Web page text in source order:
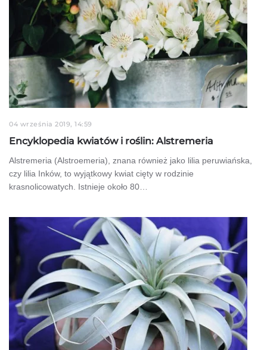
04 września 2019, 14:59
Encyklopedia kwiatów i roślin: Alstremeria
Alstremeria (Alstroemeria), znana również jako lilia peruwiańska,
czy lilia Inków, to wyjątkowy kwiat cięty w rodzinie
krasnolicowatych. Istnieje około 80…